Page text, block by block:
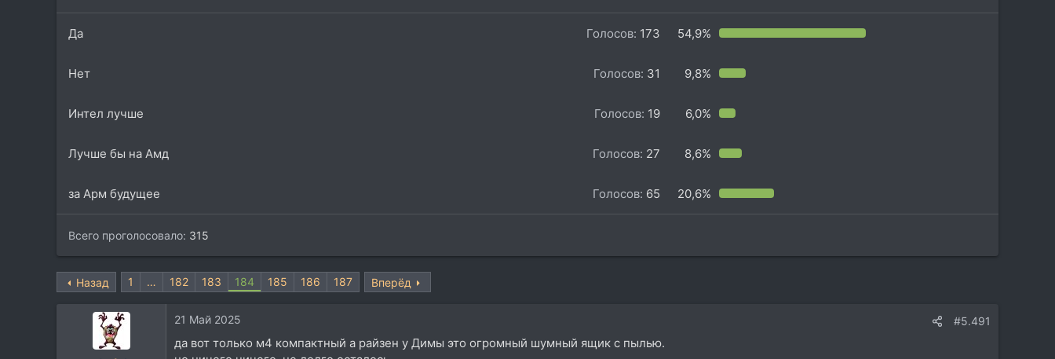
ы
Да Голосов: 173 54,9%
Нет Голосов: 31 9,8%
Интел лучше Голосов: 19 6,0%
Лучше бы на Амд Голосов: 27 8,6%
за Арм будущее Голосов: 65 20,6%
Всего проголосовало 315
Назад 1 … 182 183 184 185 186 187 Вперёд
21 Май 2025 #5.491
да вот только м4 компактный а райзен у Димы это огромный шумный ящик с пылью.